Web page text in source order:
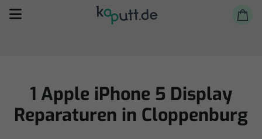
Selbst reparieren
1 Apple iPhone 5 Display
Reparaturen in Cloppenburg